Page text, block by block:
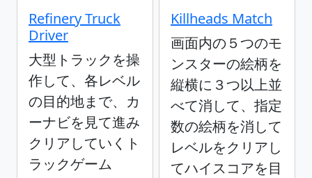
Refinery Truck
Driver
大型トラックを操
作して、各レベル
の目的地まで、カ
ーナビを見て進み
クリアしていくト
ラックゲーム
Killheads Match
画面内の５つのモ
ンスターの絵柄を
縦横に３つ以上並
べて消して、指定
数の絵柄を消して
レベルをクリアし
てハイスコアを目